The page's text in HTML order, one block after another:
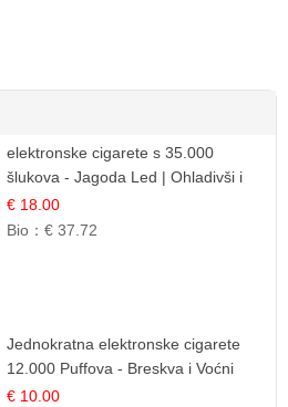
elektronske cigarete s 35.000
šlukova - Jagoda Led | Ohladivši i
Osježavajući Okus
€ 18.00
Bio：€ 37.72
Jednokratna elektronske cigarete
12.000 Puffova - Breskva i Voćni
Sok | Osježavajuća Voćna
€ 10.00